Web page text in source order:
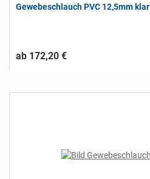
Gewebeschlauch PVC 12,5mm klar
ab 172,20 €